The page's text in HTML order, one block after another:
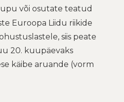
või osutate teatud
Euroopa Liidu riikide
siis peate
20. kuupäevaks
käibe aruande (vorm